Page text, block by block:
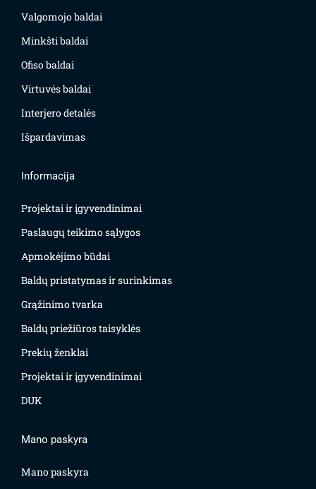
Valgomojo baldai
Minkšti baldai
Ofiso baldai
Virtuvės baldai
Interjero detalės
Išpardavimas
Informacija
Projektai ir įgyvendinimai
Paslaugų teikimo sąlygos
Apmokėjimo būdai
Baldų pristatymas ir surinkimas
Grąžinimo tvarka
Baldų priežiūros taisyklės
Prekių ženklai
Projektai ir įgyvendinimai
DUK
Mano paskyra
Mano paskyra